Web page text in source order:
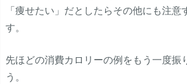
「痩せたい」だとしたらその他にも注意
す。
先ほどの消費カロリーの例をもう一度振
う。